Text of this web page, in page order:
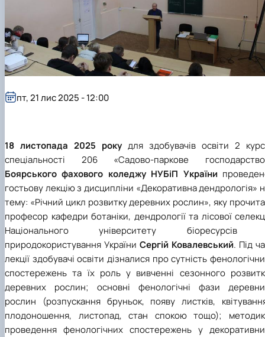
18 листопада 2025 рокудля здобувачів освіти 2
спеціальності 206 «Садово-паркове
Боярського фахового коледжу НУБіП України
гостьову лекцію з дисципліни «Декоративна дендрологія»
тему: «Річний цикл розвитку деревних рослин», яку
професор кафедри ботаніки, дендрології та лісової
Національного університету біоресурсів
природокористування України Сергій Ковалевський. Під
лекції здобувачі освіти дізналися про сутність
спостережень та їх роль у вивченні сезонного
деревних рослин; основні фенологічні фази
рослин (розпускання бруньок, появу листків,
плодоношення, листопад, стан спокою тощо);
проведення фенологічних спостережень у
пт, 21 лис 2025 - 12:00